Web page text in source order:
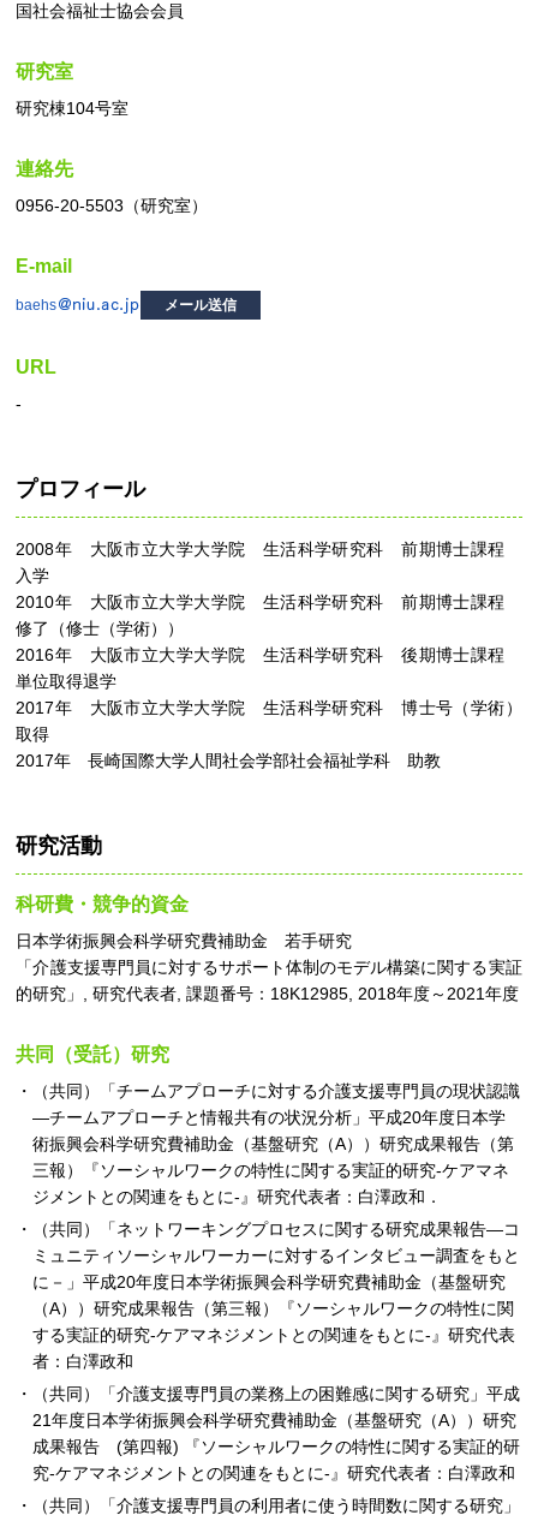
国社会福祉士協会会員
研究室
研究棟104号室
連絡先
0956-20-5503（研究室）
E-mail
baehs メール送信
URL
-
プロフィール
2008年 大阪市立大学大学院 生活科学研究科 前期博士課程
入学
2010年 大阪市立大学大学院 生活科学研究科 前期博士課程
修了（修士（学術））
2016年 大阪市立大学大学院 生活科学研究科 後期博士課程
単位取得退学
2017年 大阪市立大学大学院 生活科学研究科 博士号（学術）
取得
2017年 長崎国際大学人間社会学部社会福祉学科 助教
研究活動
科研費・競争的資金
日本学術振興会科学研究費補助金 若手研究
「介護支援専門員に対するサポート体制のモデル構築に関する実証
的研究」, 研究代表者, 課題番号：18K12985, 2018年度～2021年度
共同（受託）研究
（共同）「チームアプローチに対する介護支援専門員の現状認識
―チームアプローチと情報共有の状況分析」平成20年度日本学
術振興会科学研究費補助金（基盤研究（A））研究成果報告（第
三報）『ソーシャルワークの特性に関する実証的研究-ケアマネ
ジメントとの関連をもとに-』研究代表者：白澤政和．
（共同）「ネットワーキングプロセスに関する研究成果報告―コ
ミュニティソーシャルワーカーに対するインタビュー調査をもと
に－」平成20年度日本学術振興会科学研究費補助金（基盤研究
（A））研究成果報告（第三報）『ソーシャルワークの特性に関
する実証的研究-ケアマネジメントとの関連をもとに-』研究代表
者：白澤政和
（共同）「介護支援専門員の業務上の困難感に関する研究」平成
21年度日本学術振興会科学研究費補助金（基盤研究（A））研究
成果報告 (第四報) 『ソーシャルワークの特性に関する実証的研
究-ケアマネジメントとの関連をもとに-』研究代表者：白澤政和
（共同）「介護支援専門員の利用者に使う時間数に関する研究」